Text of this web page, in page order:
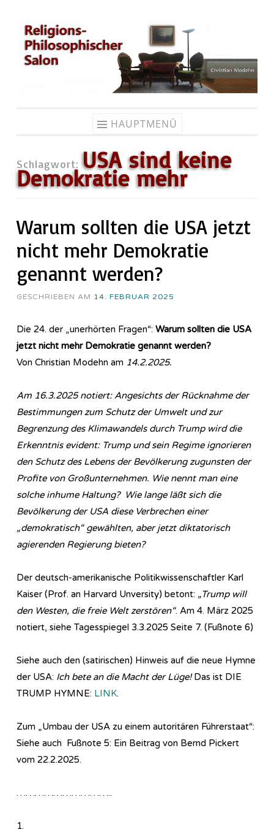
Zum
Inhalt
springen
HAUPTMENÜ
Schlagwort:USA sind keine
Demokratie mehr
Warum sollten die USA jetzt
nicht mehr Demokratie
genannt werden?
GESCHRIEBEN AM 14. FEBRUAR 2025
Die 24. der „unerhörten Fragen“: Warum sollten die USA
jetzt nicht mehr Demokratie genannt werden?
Von Christian Modehn am 14.2.2025.
Am 16.3.2025 notiert: Angesichts der Rücknahme der
Bestimmungen zum Schutz der Umwelt und zur
Begrenzung des Klimawandels durch Trump wird die
Erkenntnis evident: Trump und sein Regime ignorieren
den Schutz des Lebens der Bevölkerung zugunsten der
Profite von Großunternehmen. Wie nennt man eine
solche inhume Haltung? Wie lange läßt sich die
Bevölkerung der USA diese Verbrechen einer
„demokratisch“ gewählten, aber jetzt diktatorisch
agierenden Regierung bieten?
Der deutsch-amerikanische Politikwissenschaftler Karl
Kaiser (Prof. an Harvard Unversity) betont: „Trump will
den Westen, die freie Welt zerstören“. Am 4. März 2025
notiert, siehe Tagesspiegel 3.3.2025 Seite 7. (Fußnote 6)
Siehe auch den (satirischen) Hinweis auf die neue Hymne
der USA: Ich bete an die Macht der Lüge!Das ist DIE
TRUMP HYMNE: LINK.
Zum „Umbau der USA zu einem autoritären Führerstaat“:
Siehe auch Fußnote 5: Ein Beitrag von Bernd Pickert
vom 22.2.2025.
…………………………..
1.